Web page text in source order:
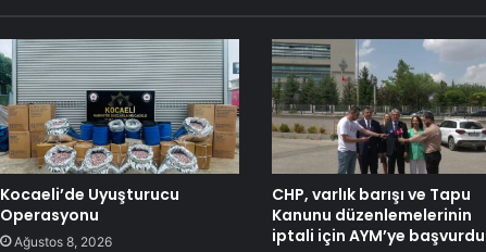
Kocaeli’de Uyuşturucu
Operasyonu
Ağustos 8, 2026
CHP, varlık barışı ve Tapu
Kanunu düzenlemelerinin
iptali için AYM’ye başvurdu